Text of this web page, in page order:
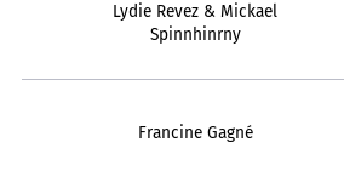
Lydie Revez & Mickael
Spinnhinrny
Francine Gagné